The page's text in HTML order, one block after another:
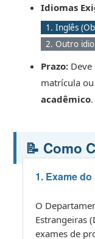
Idiomas
1. Inglês
2. Outro
Prazo:
matrícula
acadêmico.
📝 Como
1. Exame
O
Estrangeiras
exames de